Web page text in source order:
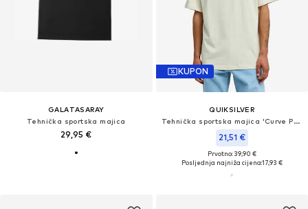
GALATASARAY
Tehnička sportska majica
29,95 €
KUPON
QUIKSILVER
Tehnička sportska majica 'Curve Palm'
21,51 €
Prvotno: 39,90 €
Posljednja najniža cijena:17,93 €